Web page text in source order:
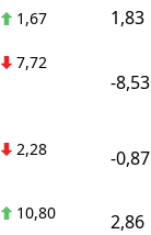
1,67 1,83
7,72
-8,53
2,28 -0,87
10,80 2,86